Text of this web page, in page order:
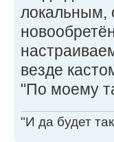
локальным,
везде
"По моему
"И да будет